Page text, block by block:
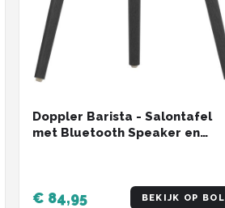
Doppler Barista - Salontafel
met Bluetooth Speaker en
€ 84,95 BEKIJK OP BOL